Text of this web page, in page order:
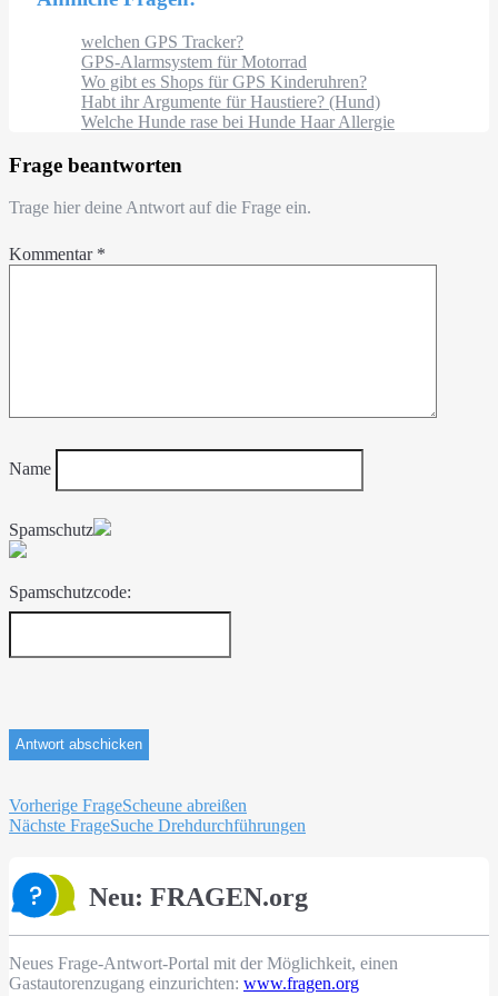
welchen GPS Tracker?
GPS-Alarmsystem für Motorrad
Wo gibt es Shops für GPS Kinderuhren?
Habt ihr Argumente für Haustiere? (Hund)
Welche Hunde rase bei Hunde Haar Allergie
Frage beantworten
Trage hier deine Antwort auf die Frage ein.
Kommentar *
Name
Spamschutz
Spamschutzcode:
Beitragsnavigation
Vorherige FrageScheune abreißen
Nächste FrageSuche Drehdurchführungen
Neu: FRAGEN.org
Neues Frage-Antwort-Portal mit der Möglichkeit, einen
Gastautorenzugang einzurichten: www.fragen.org